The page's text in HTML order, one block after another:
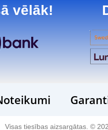
vēlāk!
Visas tiesības aizsargātas. ©